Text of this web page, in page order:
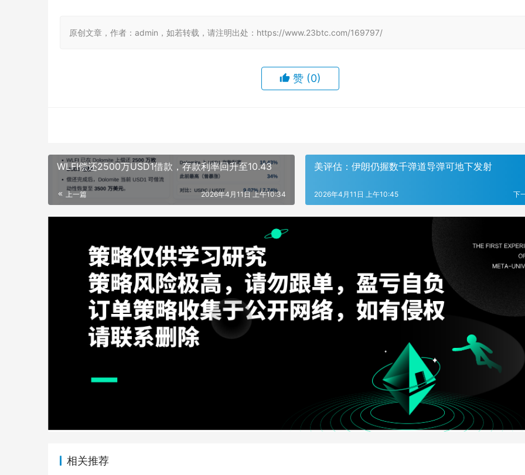
原创文章，作者：admin，如若转载，请注明出处：https://www.23btc.com/169797/
赞 (0)
WLFI偿还2500万USD1借款，存款利率回升至10.43
上一篇 2026年4月11日 上午10:34
美评估：伊朗仍握数千弹道导弹可地下发射
下
2026年4月11日 上午10:45
相关推荐